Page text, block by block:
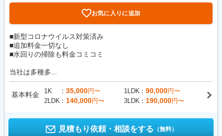
お気に入りに追加
■新型コロナウイルス対策済み
■追加料金一切なし
■水回りの掃除も料金コミコミ
当社は多種多...
基本料金 1K 35,000円〜 1LDK 90,000円〜
2LDK
140,000円〜 3LDK 190,000円〜
見積もり依頼・相談をする （無料）